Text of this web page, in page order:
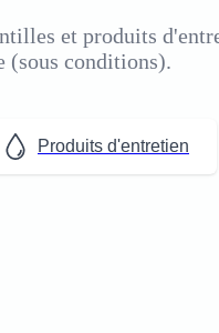
et produits
(sous conditions).
Produits d'entretien